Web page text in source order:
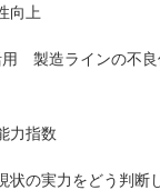
上
インの不良低
数
どう判断し活